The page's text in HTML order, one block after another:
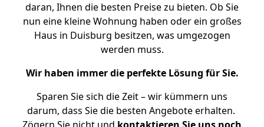
daran, Ihnen die besten Preise zu bieten. Ob Sie
nun eine kleine Wohnung haben oder ein großes
Haus in Duisburg besitzen, was umgezogen
werden muss.
Wir haben immer die perfekte Lösung für Sie.
Sparen Sie sich die Zeit – wir kümmern uns
darum, dass Sie die besten Angebote erhalten.